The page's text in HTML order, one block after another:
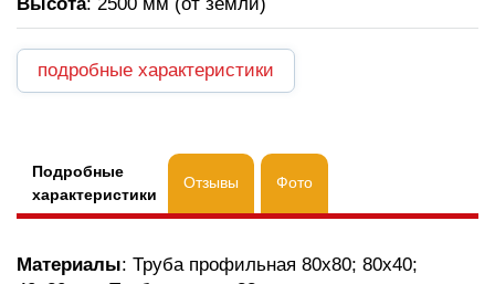
подробные характеристики
Подробные
характеристики
Отзывы Фото
Материалы: Труба профильная 80х80; 80х40;